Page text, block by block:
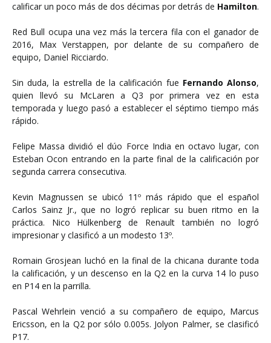
calificar un poco más de dos décimas por detrás de Hamilton.
Red Bull ocupa una vez más la tercera fila con el ganador de
2016, Max Verstappen, por delante de su compañero de
equipo, Daniel Ricciardo.
Sin duda, la estrella de la calificación fue Fernando Alonso,
quien llevó su McLaren a Q3 por primera vez en esta
temporada y luego pasó a establecer el séptimo tiempo más
rápido.
Felipe Massa dividió el dúo Force India en octavo lugar, con
Esteban Ocon entrando en la parte final de la calificación por
segunda carrera consecutiva.
Kevin Magnussen se ubicó 11º más rápido que el español
Carlos Sainz Jr., que no logró replicar su buen ritmo en la
práctica. Nico Hülkenberg de Renault también no logró
impresionar y clasificó a un modesto 13º.
Romain Grosjean luchó en la final de la chicana durante toda
la calificación, y un descenso en la Q2 en la curva 14 lo puso
en P14 en la parrilla.
Pascal Wehrlein venció a su compañero de equipo, Marcus
Ericsson, en la Q2 por sólo 0.005s. Jolyon Palmer, se clasificó
P17.